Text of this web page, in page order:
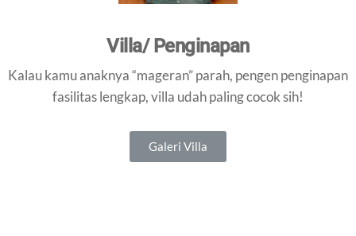
Villa/ Penginapan
Kalau kamu anaknya “mageran” parah, pengen penginapan
fasilitas lengkap, villa udah paling cocok sih!
Galeri Villa